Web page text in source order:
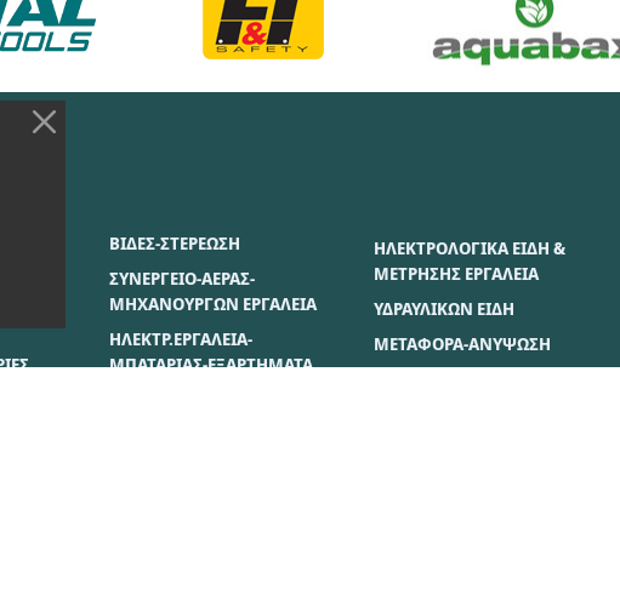
ΒΙΔΕΣ-ΣΤΕΡΕΩΣΗ
ΣΥΝΕΡΓΕΙΟ-ΑΕΡΑΣ-
ΜΗΧΑΝΟΥΡΓΩΝ ΕΡΓΑΛΕΙΑ
ΗΛΕΚΤΡ.ΕΡΓΑΛΕΙΑ-
ΜΠΑΤΑΡΙΑΣ-ΕΞΑΡΤΗΜΑΤΑ
ΗΛΕΚΤΡΟΛΟΓΙΚΑ ΕΙΔΗ &
ΜΕΤΡΗΣΗΣ ΕΡΓΑΛΕΙΑ
ΥΔΡΑΥΛΙΚΩΝ ΕΙΔΗ
ΜΕΤΑΦΟΡΑ-ΑΝΥΨΩΣΗ